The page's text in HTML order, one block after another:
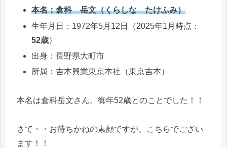
本名：倉科 岳文（くらしな たけふみ）
生年月日：1972年5月12日（2025年1月時点：
52歳）
出身：長野県大町市
所属：吉本興業東京本社（東京吉本）
本名は倉科岳文さん。御年52歳とのことでした！！
さて・・お待ちかねの素顔ですが、こちらでござい
ます！！